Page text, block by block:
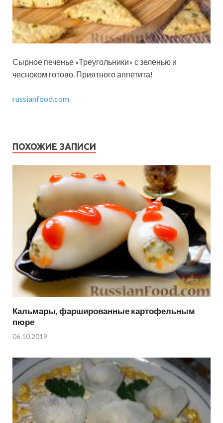
Сырное печенье «Треугольники» с зеленью и
чесноком готово. Приятного аппетита!
russianfood.com
ПОХОЖИЕ ЗАПИСИ
Кальмары, фаршированные картофельным
пюре
06.10.2019